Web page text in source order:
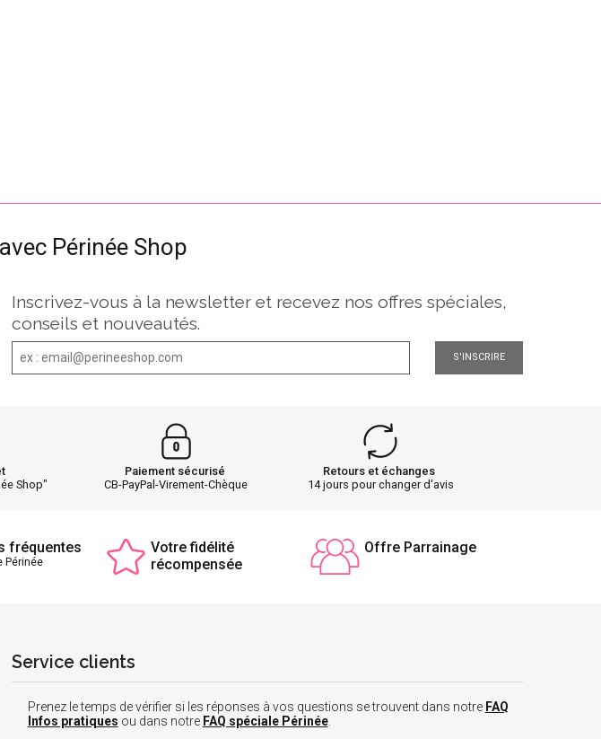
Périnée Shop
Inscrivez-vous à la newsletter et recevez nos offres spéciales,
conseils et nouveautés.
S'INSCRIRE
Shop"
Paiement sécurisé
CB-PayPal-Virement-Chèque
Retours et échanges
14 jours pour changer d'avis
fréquentes
Périnée
Votre fidélité
récompensée
Offre Parrainage
Service clients
Prenez le temps de vérifier si les réponses à vos questions se trouvent dans notre FAQ
Infos pratiques ou dans notre FAQ spéciale Périnée.